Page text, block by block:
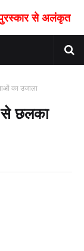
पुरस्कार से अलंकृत
का उजाला
से छलका